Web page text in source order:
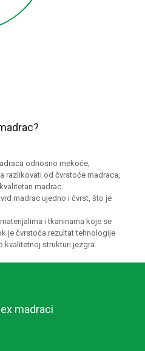
odnosno mekoće,
razlikovati od čvrstoće madraca,
madrac.
madrac ujedno i čvrst, što je
i tkaninama koje se
je čvrstoća rezultat tehnologije
kvalitetnoj strukturi jezgra.
madraci